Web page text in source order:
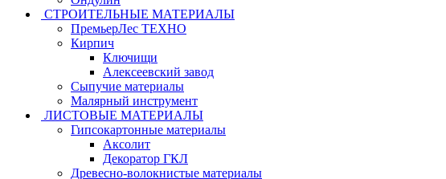
СТРОИТЕЛЬНЫЕ МАТЕРИАЛЫ
ПремьерЛес ТЕХНО
Кирпич
Ключищи
Алексеевский завод
Сыпучие материалы
Малярный инструмент
ЛИСТОВЫЕ МАТЕРИАЛЫ
Гипсокартонные материалы
Аксолит
Декоратор ГКЛ
Древесно-волокнистые материалы